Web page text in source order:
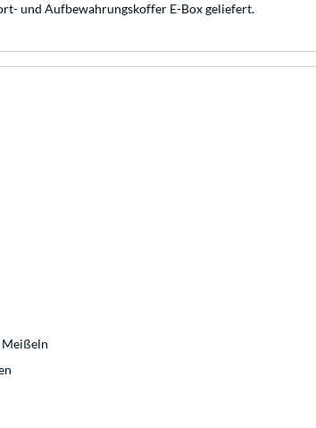
und Aufbewahrungskoffer E-Box geliefert.
Meißeln